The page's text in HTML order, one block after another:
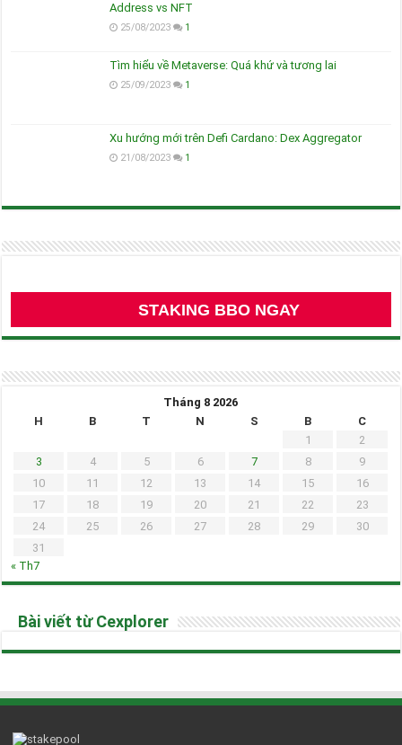
Address vs NFT
25/08/2023 1
Tìm hiểu về Metaverse: Quá khứ và tương lai
25/09/2023 1
Xu hướng mới trên Defi Cardano: Dex Aggregator
21/08/2023 1
STAKING BBO NGAY
Tháng 8 2026
H
B T N S B
C
1
2
3
4 5 6 7 8
9
10
11 12 13 14 15
16
17
18 19 20 21 22
23
24
25 26 27 28 29
30
31
« Th7
Bài viết từ Cexplorer